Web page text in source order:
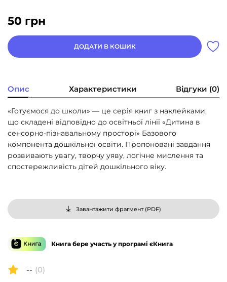
50 грн
ДОДАТИ В КОШИК
Опис Характеристики Відгуки (0)
«Готуємося до школи» — це серія книг з наклейками,
що складені відповідно до освітньої лінії «Дитина в
сенсорно-пізнавальному просторі» Базового
компонента дошкільної освіти. Пропоновані завдання
розвивають увагу, творчу уяву, логічне мислення та
спостережливість дітей дошкільного віку.
Завантажити фрагмент (PDF)
Книга бере участь у програмі єКнига
-- (0)